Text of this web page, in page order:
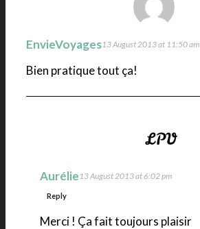
EnvieVoyages13 August 2013 at 11:50 am
Bien pratique tout ça!
Aurélie13 August 2013 at 6:02 pm
Reply
Merci ! Ça fait toujours plaisir